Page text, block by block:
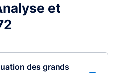
et
des grands